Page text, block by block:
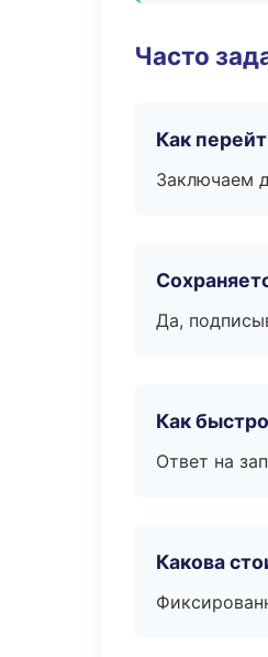
Часто
Как
Заключаем
Да,
Как
Ответ на
Какова